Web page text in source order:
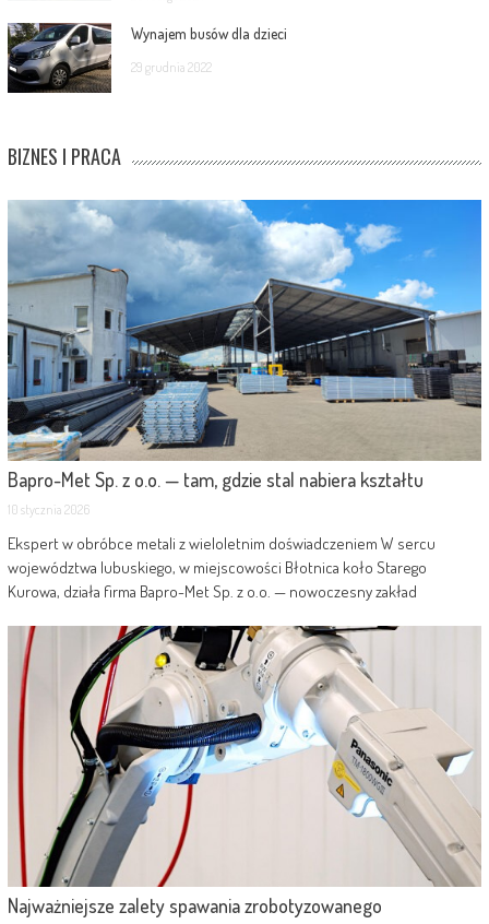
Wynajem busów dla dzieci
29 grudnia 2022
BIZNES I PRACA
Bapro-Met Sp. z o.o. — tam, gdzie stal nabiera kształtu
10 stycznia 2026
Ekspert w obróbce metali z wieloletnim doświadczeniem W sercu
województwa lubuskiego, w miejscowości Błotnica koło Starego
Kurowa, działa firma Bapro-Met Sp. z o.o. — nowoczesny zakład
Najważniejsze zalety spawania zrobotyzowanego